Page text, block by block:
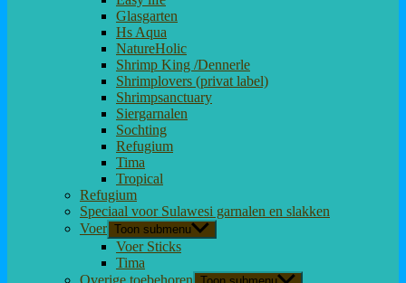
Glasgarten
Hs Aqua
NatureHolic
Shrimp King /Dennerle
Shrimplovers (privat label)
Shrimpsanctuary
Siergarnalen
Sochting
Refugium
Tima
Tropical
Refugium
Speciaal voor Sulawesi garnalen en slakken
Voer Toon submenu
Voer Sticks
Tima
Overige toebehoren